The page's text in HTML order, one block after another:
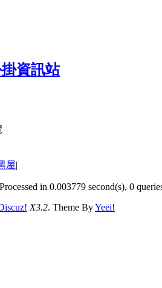
屋|
in 0.003779 second(s), 0
X3.2. Theme ByYeei!